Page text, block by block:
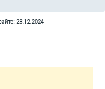
28.12.2024